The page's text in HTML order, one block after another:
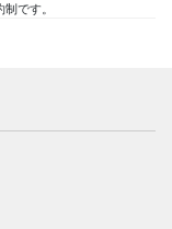
です。